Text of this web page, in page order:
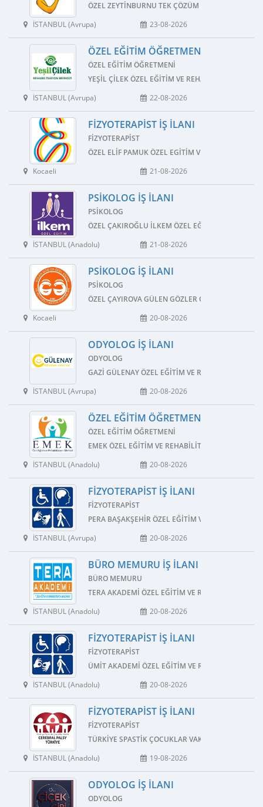
ÖZEL ZEYTINBURNU TEK ÇÖZÜM ÖZEL EĞITIM VE
İSTANBUL (Avrupa)
23-08-2026
ÖZEL EĞITIM ÖĞRETMENI İŞ İLANI
ÖZEL EĞITIM ÖĞRETMENI
YEŞIL ÇILEK ÖZEL EĞITIM VE REHABILITASYON
İSTANBUL (Avrupa)
22-08-2026
FIZYOTERAPIST İŞ İLANI
FIZYOTERAPIST
ÖZEL ELIF PAMUK ÖZEL EGITIM VE
Kocaeli
21-08-2026
PSIKOLOG İŞ İLANI
PSIKOLOG
ÖZEL ÇAKIROĞLU İLKEM ÖZEL EĞITIM VE
İSTANBUL (Anadolu)
21-08-2026
PSIKOLOG İŞ İLANI
PSIKOLOG
ÖZEL ÇAYIROVA GÜLEN GÖZLER ÖZEL EĞITIM VE
Kocaeli
20-08-2026
ODYOLOG İŞ İLANI
ODYOLOG
GAZI GÜLENAY ÖZEL EĞITIM VE REHABILITASYON
İSTANBUL (Avrupa)
20-08-2026
ÖZEL EĞITIM ÖĞRETMENI İŞ İLANI
ÖZEL EĞITIM ÖĞRETMENI
EMEK ÖZEL EĞITIM VE REHABILITASYON MERKEZI
İSTANBUL (Anadolu)
20-08-2026
FIZYOTERAPIST İŞ İLANI
FIZYOTERAPIST
PERA BAŞAKŞEHIR ÖZEL EĞITIM VE
İSTANBUL (Avrupa)
20-08-2026
BÜRO MEMURU İŞ İLANI
BÜRO MEMURU
TERA AKADEMI ÖZEL EĞITIM VE REHABILITASYON
İSTANBUL (Anadolu)
20-08-2026
FIZYOTERAPIST İŞ İLANI
FIZYOTERAPIST
ÜMIT AKADEMI ÖZEL EĞITIM VE REHABILITASYON
İSTANBUL (Anadolu)
20-08-2026
FIZYOTERAPIST İŞ İLANI
FIZYOTERAPIST
TÜRKIYE SPASTIK ÇOCUKLAR VAKFI
İSTANBUL (Anadolu)
19-08-2026
ODYOLOG İŞ İLANI
ODYOLOG